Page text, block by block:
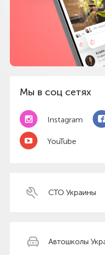
Мы в соц сетях
Instagram
YouTube
СТО Украины
Автошколы